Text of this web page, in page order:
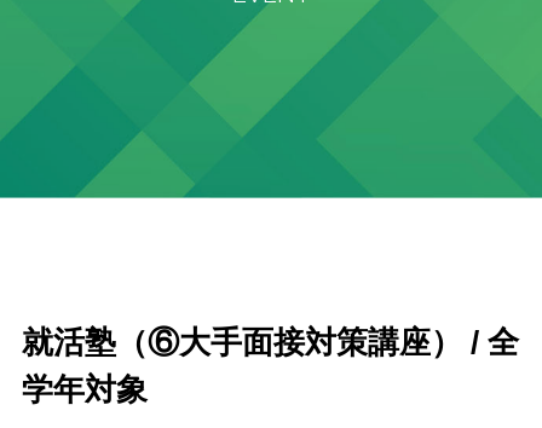
就活塾（⑥大手面接対策講座） / 全
学年対象